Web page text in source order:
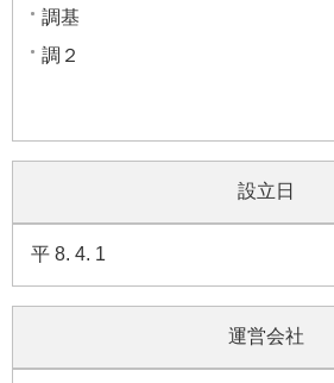
調基
調２
設立日
平 8. 4. 1
運営会社